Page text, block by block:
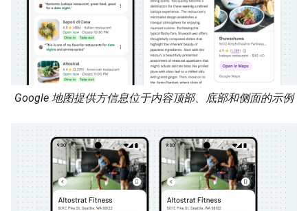
Google 地图提供方信息位于内容顶部、底部和侧面的示例